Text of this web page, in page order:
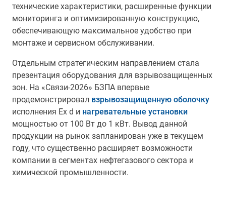
технические характеристики, расширенные функции
мониторинга и оптимизированную конструкцию,
обеспечивающую максимальное удобство при
монтаже и сервисном обслуживании.
Отдельным стратегическим направлением стала
презентация оборудования для взрывозащищенных
зон. На «Связи-2026» БЗПА впервые
продемонстрировал взрывозащищенную оболочку
исполнения Ex d и нагревательные установки
мощностью от 100 Вт до 1 кВт. Вывод данной
продукции на рынок запланирован уже в текущем
году, что существенно расширяет возможности
компании в сегментах нефтегазового сектора и
химической промышленности.